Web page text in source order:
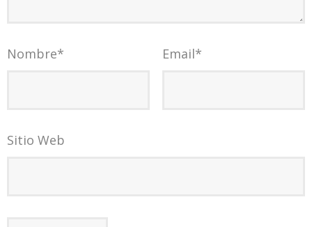
Nombre* Email*
Sitio Web